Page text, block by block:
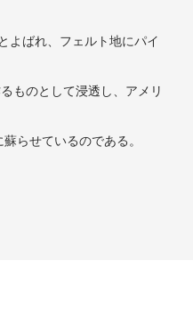
よばれ、フェルト地にパイ
ものとして浸透し、アメリ
らせているのである。